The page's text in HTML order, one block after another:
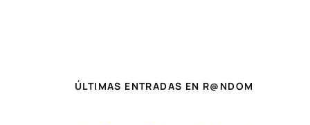
ÚLTIMAS ENTRADAS EN R@NDOM